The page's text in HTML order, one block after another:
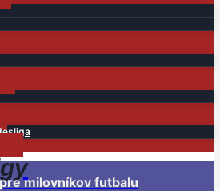
milovníkov futbalu